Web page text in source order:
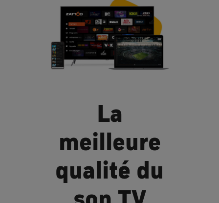
La
meilleure
qualité du